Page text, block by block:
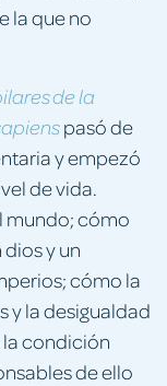
la que no
de la
pasó de
y empezó
de vida.
mundo; cómo
y un
cómo la
y la desigualdad
la condición
de ello